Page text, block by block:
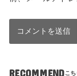
RECOMMEND